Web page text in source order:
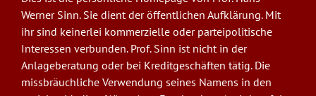
Werner Sinn. Sie dient der öffentlichen Aufklärung. Mit
ihr sind keinerlei kommerzielle oder parteipolitische
Interessen verbunden. Prof. Sinn ist nicht in der
Anlageberatung oder bei Kreditgeschäften tätig. Die
missbräuchliche Verwendung seines Namens in den